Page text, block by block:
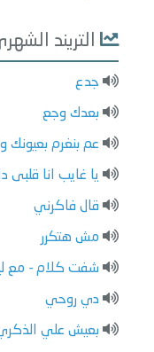
التريند
جدع
بعدك وجع
عم بنغرم بعيونك
يا غايب انا قلبى
قال فاكرني
مش هتكرر
شفت كلام - مع
دي روحي
بعيش علي